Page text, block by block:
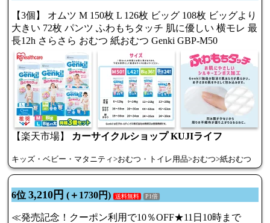
【3個】 オムツ M 150枚 L 126枚 ビッグ 108枚 ビッグより
大きい 72枚 パンツ ふわもちタッチ 肌に優しい 横モレ 最
長12h さらさら おむつ 紙おむつ Genki GBP-M50
【楽天市場】 カーサイクルショップ KUJIライフ
キッズ・ベビー・マタニティ>おむつ・トイレ用品>おむつ>紙おむつ
6位 3,210円 (＋1730円) 送料無料 P1倍
≪発売記念！クーポン利用で10％OFF★11日10時まで